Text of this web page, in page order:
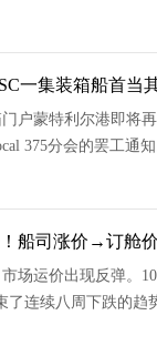
超半数的选举人票
一集装箱船首当
户蒙特利尔港即将
375分会的罢工通
区，包括Contrecœur
船司涨价→订舱价
场运价出现反弹。
了连续八周下跌的
航运交易所 侵删欧